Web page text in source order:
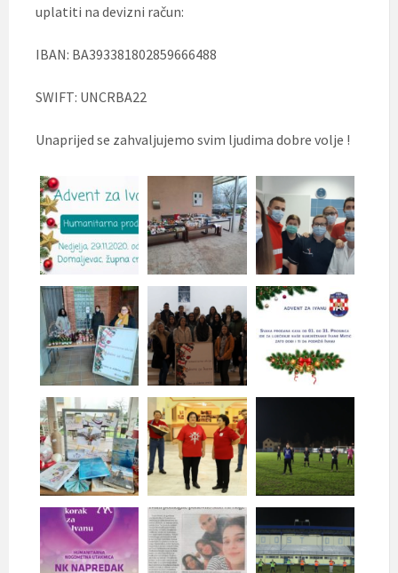
uplatiti na devizni račun:
IBAN: BA393381802859666488
SWIFT: UNCRBA22
Unaprijed se zahvaljujemo svim ljudima dobre volje !